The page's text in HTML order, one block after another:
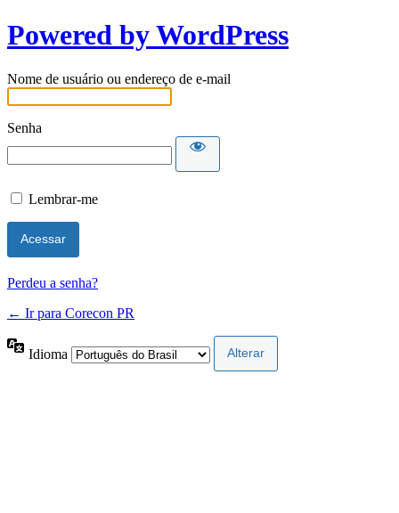
Powered by WordPress
Nome de usuário ou endereço de e-mail
Senha
Lembrar-me
Perdeu a senha?
← Ir para Corecon PR
Idioma